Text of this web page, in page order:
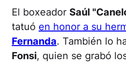
El boxeador Saúl
tatuó en honor a su
Fernanda. También lo
Fonsi, quien se grabó